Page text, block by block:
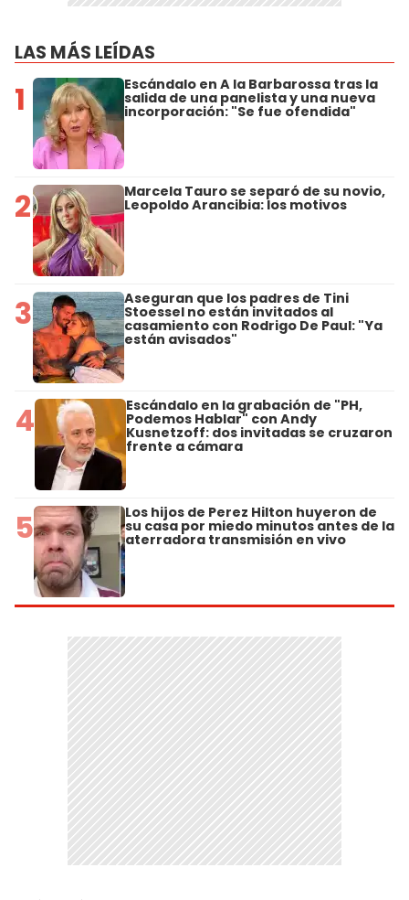
LAS MÁS LEÍDAS
1 Escándalo en A la Barbarossa tras la
salida de una panelista y una nueva
incorporación: "Se fue ofendida"
2 Marcela Tauro se separó de su novio,
Leopoldo Arancibia: los motivos
3 Aseguran que los padres de Tini
Stoessel no están invitados al
casamiento con Rodrigo De Paul: "Ya
están avisados"
4 Escándalo en la grabación de "PH,
Podemos Hablar" con Andy
Kusnetzoff: dos invitadas se cruzaron
frente a cámara
5 Los hijos de Perez Hilton huyeron de
su casa por miedo minutos antes de la
aterradora transmisión en vivo